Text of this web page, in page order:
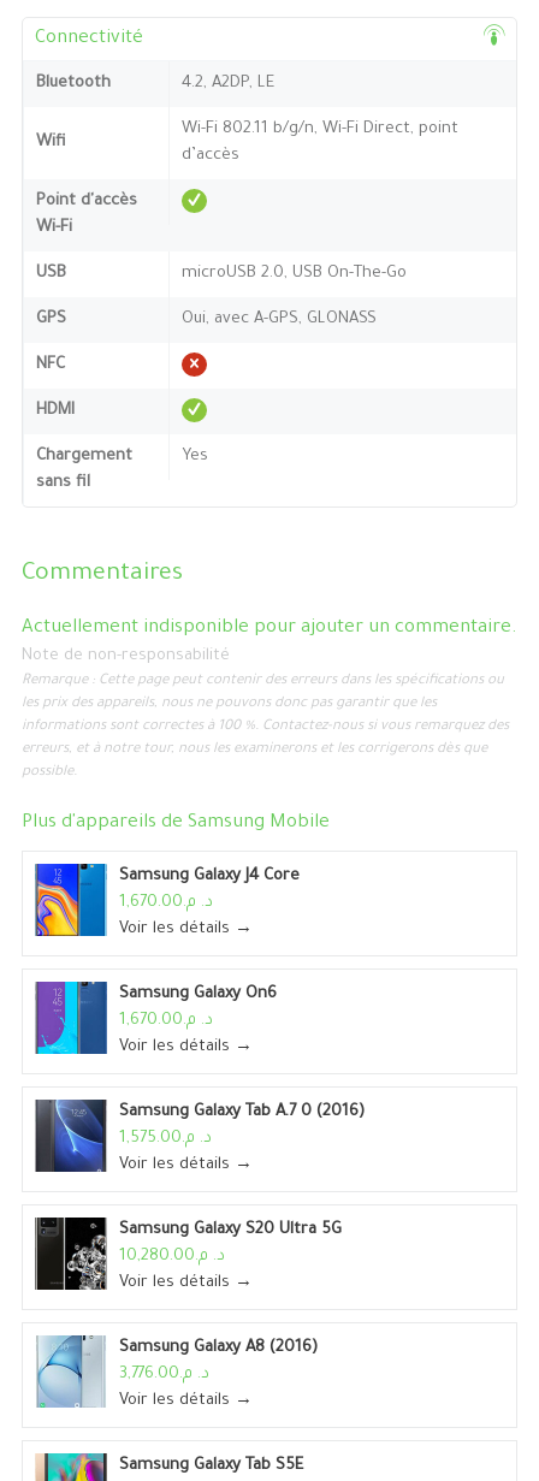
Connectivité
Bluetooth 4.2, A2DP, LE
Wifi
Wi-Fi 802.11 b/g/n, Wi-Fi Direct, point
d’accès
Point d'accès
Wi-Fi
USB microUSB 2.0, USB On-The-Go
GPS Oui, avec A-GPS, GLONASS
NFC
HDMI
Chargement
sans fil
Yes
Commentaires
Actuellement indisponible pour ajouter un commentaire.
Note de non-responsabilité
Remarque : Cette page peut contenir des erreurs dans les spécifications ou
les prix des appareils, nous ne pouvons donc pas garantir que les
informations sont correctes à 100 %. Contactez-nous si vous remarquez des
erreurs, et à notre tour, nous les examinerons et les corrigerons dès que
possible.
Plus d'appareils de Samsung Mobile
Samsung Galaxy J4 Core
د. م.1,670.00
Voir les détails →
Samsung Galaxy On6
د. م.1,670.00
Voir les détails →
Samsung Galaxy Tab A.7 0 (2016)
د. م.1,575.00
Voir les détails →
Samsung Galaxy S20 Ultra 5G
د. م.10,280.00
Voir les détails →
Samsung Galaxy A8 (2016)
د. م.3,776.00
Voir les détails →
Samsung Galaxy Tab S5E